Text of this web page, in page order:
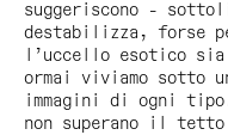
suggeriscono -
destabilizza, forse
l’uccello esotico
ormai viviamo sotto
immagini di ogni
non superano il tetto